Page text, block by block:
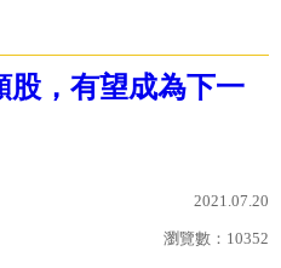
股，有望成為下一
2021.07.20
瀏覽數： 10352